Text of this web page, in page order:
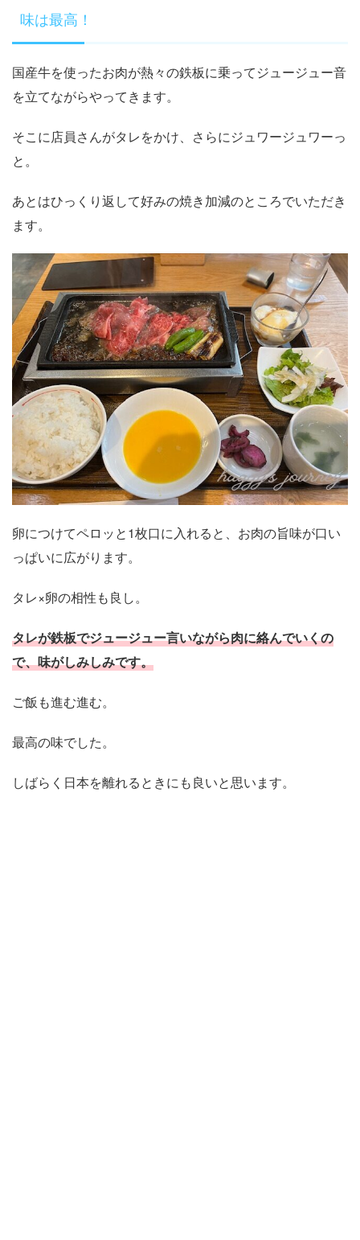
味は最高！
国産牛を使ったお肉が熱々の鉄板に乗ってジュージュー音
を立てながらやってきます。
そこに店員さんがタレをかけ、さらにジュワージュワーっ
と。
あとはひっくり返して好みの焼き加減のところでいただき
ます。
卵につけてペロッと1枚口に入れると、お肉の旨味が口い
っぱいに広がります。
タレ×卵の相性も良し。
タレが鉄板でジュージュー言いながら肉に絡んでいくの
で、味がしみしみです。
ご飯も進む進む。
最高の味でした。
しばらく日本を離れるときにも良いと思います。